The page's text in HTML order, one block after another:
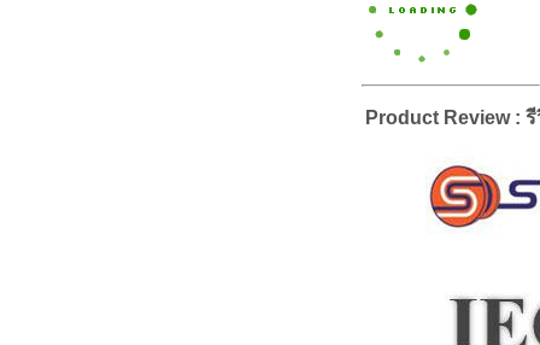
Product Review :